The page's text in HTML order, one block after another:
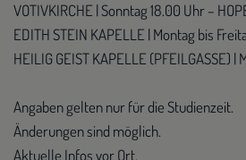
VOTIVKIRCHE | Sonntag 18.00 Uhr –
EDITH STEIN KAPELLE | Montag bis
HEILIG GEIST KAPELLE (PFEILGASSE)
Angaben gelten nur für die Studienzeit.
Änderungen sind möglich.
Aktuelle Infos vor Ort.